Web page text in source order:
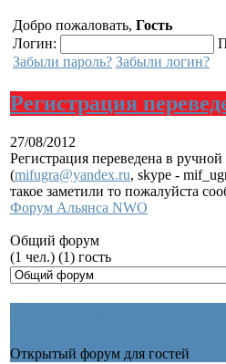
Добро пожаловать, Гость
Логин:
Забыли пароль? Забыли логин?
Регистрация
27/08/2012
Регистрация переведена в
(mifugra@yandex.ru, skype -
такое заметили то пожалуйста
Форум Альянса NWO
Общий форум
(1 чел.) (1) гость
Открытый форум для гостей